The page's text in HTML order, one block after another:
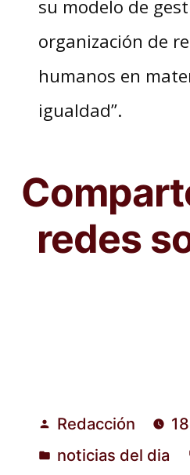
su modelo de
organización de
humanos en
igualdad”.
redes
Publicado
por
Redacción
Publicado
noticias del dia